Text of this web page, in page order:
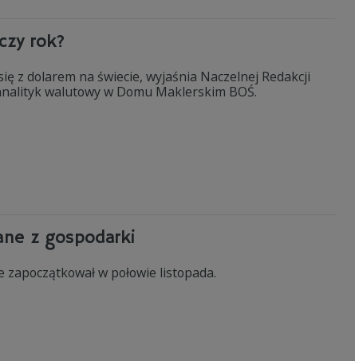
rok?
z dolarem na świecie, wyjaśnia Naczelnej Redakcji
walutowy w Domu Maklerskim BOŚ.
z gospodarki
w połowie listopada.